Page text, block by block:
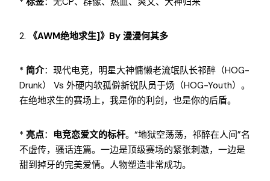
2. 《AWM绝地求生]》by 漫漫何其多
* 简介：现代电竞，明星大神慵懒老流氓队长祁醉（HOG-
Drunk） Vs 外硬内软孤僻新锐队员于炀（HOG-Youth）。
在绝地求生的赛场上，我是你的利剑，也是你的后盾。
* 亮点： 电竞恋爱文的标杆。“地狱空荡荡，祁醉在人间”名
不虚传，骚话连篇。一边是顶级赛场的紧张刺激，一边是
甜到掉牙的完美爱情。人物塑造非常成功。